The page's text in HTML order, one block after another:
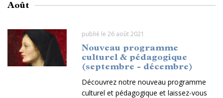
Août
publié le 26 août 2021
Nouveau programme
culturel & pédagogique
(septembre - décembre)
Découvrez notre nouveau programme
culturel et pédagogique et laissez-vous